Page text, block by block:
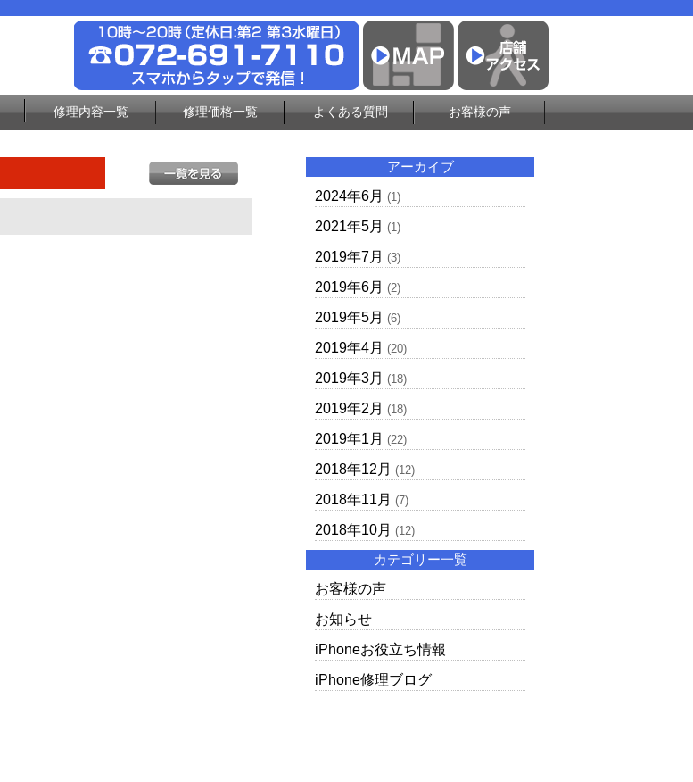
修理内容一覧 修理価格一覧 よくある質問 お客様の声
アーカイブ
2024年6月 (1)
2021年5月 (1)
2019年7月 (3)
2019年6月 (2)
2019年5月 (6)
2019年4月 (20)
2019年3月 (18)
2019年2月 (18)
2019年1月 (22)
2018年12月 (12)
2018年11月 (7)
2018年10月 (12)
カテゴリー一覧
お客様の声
お知らせ
iPhoneお役立ち情報
iPhone修理ブログ